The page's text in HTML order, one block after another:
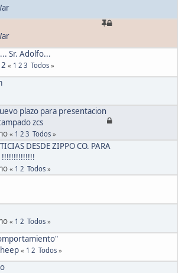
Sr. Adolfo...
« 1 2 3 Todos »
plazo para presentacion
zcs
« 1 2 3 Todos »
DESDE ZIPPO CO. PARA
!!!!!!!!!!!!!!
« 1 2 Todos »
« 1 2 Todos »
« 1 2 Todos »